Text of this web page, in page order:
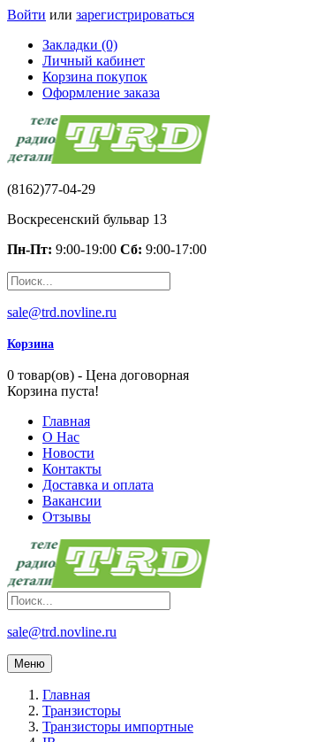
Войти или зарегистрироваться
Закладки (0)
Личный кабинет
Корзина покупок
Оформление заказа
(8162)77-04-29
Воскресенский бульвар 13
Пн-Пт: 9:00-19:00 Сб: 9:00-17:00
sale@trd.novline.ru
Корзина
0 товар(ов) - Цена договорная
Корзина пуста!
Главная
О Нас
Новости
Контакты
Доставка и оплата
Вакансии
Отзывы
sale@trd.novline.ru
Меню
Главная
Транзисторы
Транзисторы импортные